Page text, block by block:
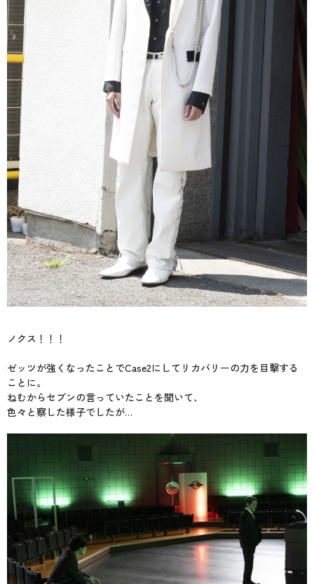
ノクス！！！
ゼッツが強くなったことでCase2にしてリカバリーの力を目撃する
ことに。
ねむからセブンの言っていたことを聞いて、
色々と察した様子でしたが…